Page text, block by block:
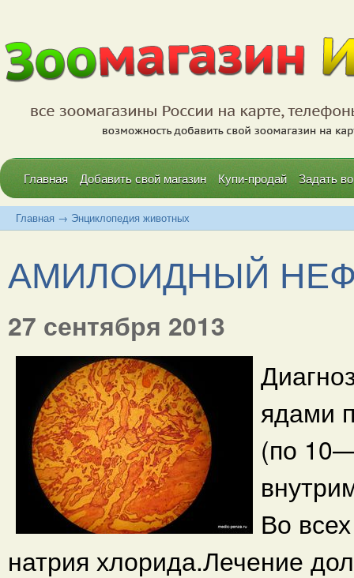
Главная Добавить свой магазин Купи-продай Задать
Главная → Энциклопедия животных
АМИЛОИДНЫЙ
27 сентября 2013
ядами
(по
Во
натрия хлорида.Лечение